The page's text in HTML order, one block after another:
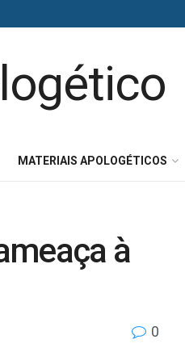
MATERIAIS APOLOGÉTICOS
à
0